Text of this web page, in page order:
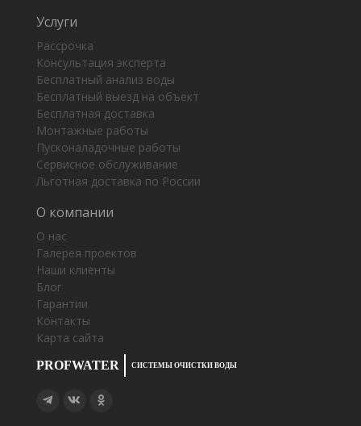
Услуги
Рассрочка
Консультация эксперта
Бесплатный анализ воды
Бесплатный выезд на объект
Бесплатная доставка
Монтажные работы
Пусконаладочные работы
Сервисное обслуживание
Льготная доставка по России
О компании
О нас
Галерея проектов
Наши клиенты
Блог
Гарантии
Контакты
Карта сайта
PROFWATER СИСТЕМЫ ОЧИСТКИ ВОДЫ